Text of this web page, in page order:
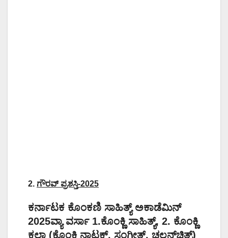
2. ಗೌರವ್ ಪ್ರಶಸ್ತಿ-2025
ಕರ್ನಾಟಕ ಕೊಂಕಣಿ ಸಾಹಿತ್ಯ್‌ ಅಕಾಡೆಮಿನ್
2025ವ್ಯಾ ವರ್ಸಾ 1.ಕೊಂಕ್ಣಿ ಸಾಹಿತ್ಯ್, 2. ಕೊಂಕ್ಣಿ
ಕಲಾ (ಕೊಂಕ್ಣಿ ನಾಟಕ್, ಸಂಗೀತ್, ಚಲನ್‌ಚಿತ್ರ್)